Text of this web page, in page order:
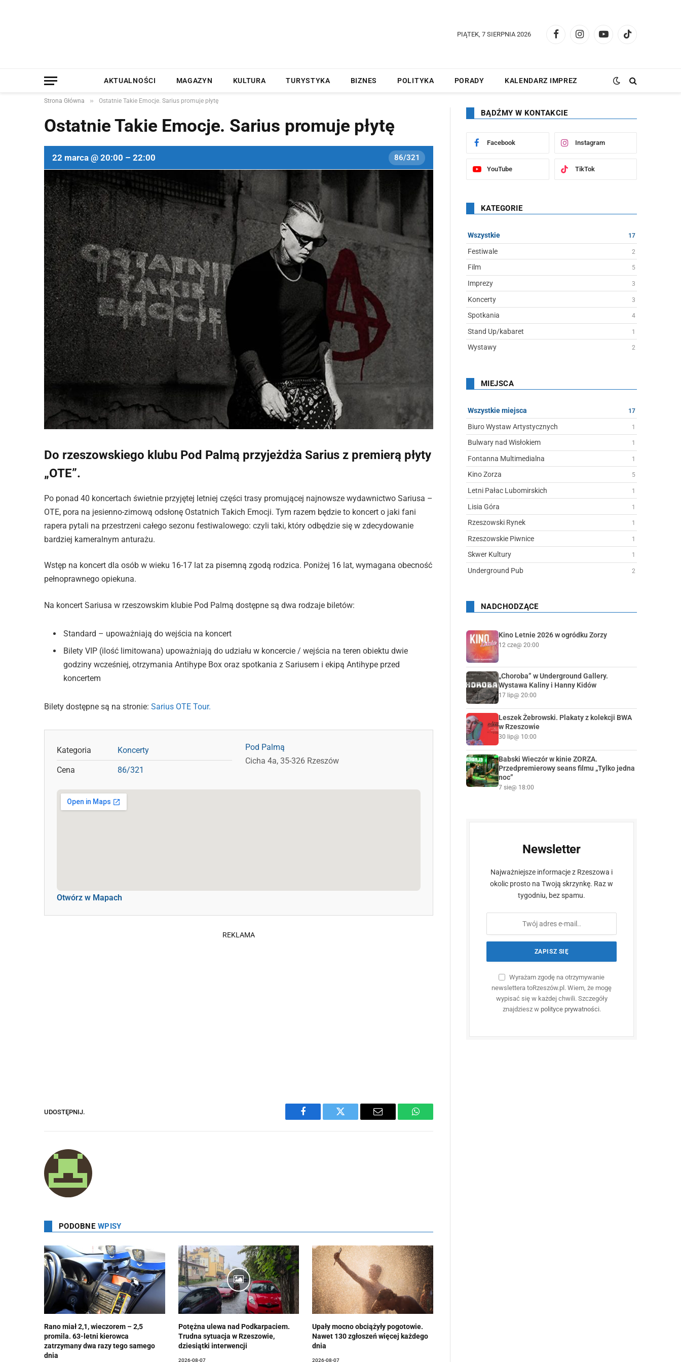
PIĄTEK, 7 SIERPNIA 2026
FacebookInstagramYouTubeTikTok
AKTUALNOŚCI MAGAZYN KULTURA TURYSTYKA BIZNES POLITYKA PORADY KALENDARZ IMPREZ
Strona Główna » Ostatnie Takie Emocje. Sarius promuje płytę
Ostatnie Takie Emocje. Sarius promuje płytę
22 marca @ 20:00 – 22:00 86/321
Do rzeszowskiego klubu Pod Palmą przyjeżdża Sarius z premierą płyty
„OTE”.
Po ponad 40 koncertach świetnie przyjętej letniej części trasy promującej najnowsze wydawnictwo Sariusa –
OTE, pora na jesienno-zimową odsłonę Ostatnich Takich Emocji. Tym razem będzie to koncert o jaki fani
rapera pytali na przestrzeni całego sezonu festiwalowego: czyli taki, który odbędzie się w zdecydowanie
bardziej kameralnym anturażu.
Wstęp na koncert dla osób w wieku 16-17 lat za pisemną zgodą rodzica. Poniżej 16 lat, wymagana obecność
pełnoprawnego opiekuna.
Na koncert Sariusa w rzeszowskim klubie Pod Palmą dostępne są dwa rodzaje biletów:
Standard – upoważniają do wejścia na koncert
Bilety VIP (ilość limitowana) upoważniają do udziału w koncercie / wejścia na teren obiektu dwie
godziny wcześniej, otrzymania Antihype Box oraz spotkania z Sariusem i ekipą Antihype przed
koncertem
Bilety dostępne są na stronie: Sarius OTE Tour.
Kategoria Koncerty
Cena 86/321
Pod Palmą
Cicha 4a, 35-326 Rzeszów
Otwórz w Mapach
REKLAMA
UDOSTĘPNIJ.
Facebook Twitter Email WhatsApp
PODOBNE WPISY
Rano miał 2,1, wieczorem – 2,5
promila. 63-letni kierowca
zatrzymany dwa razy tego samego
dnia
Potężna ulewa nad Podkarpaciem.
Trudna sytuacja w Rzeszowie,
dziesiątki interwencji
2026-08-07
Upały mocno obciążyły pogotowie.
Nawet 130 zgłoszeń więcej każdego
dnia
2026-08-07
BĄDŹMY W KONTAKCIE
Facebook Instagram
YouTube TikTok
KATEGORIE
Wszystkie 17
Festiwale 2
Film 5
Imprezy 3
Koncerty 3
Spotkania 4
Stand Up/kabaret 1
Wystawy 2
MIEJSCA
Wszystkie miejsca 17
Biuro Wystaw Artystycznych 1
Bulwary nad Wisłokiem 1
Fontanna Multimedialna 1
Kino Zorza 5
Letni Pałac Lubomirskich 1
Lisia Góra 1
Rzeszowski Rynek 1
Rzeszowskie Piwnice 1
Skwer Kultury 1
Underground Pub 2
NADCHODZĄCE
Kino Letnie 2026 w ogródku Zorzy
12 cze@ 20:00
„Choroba” w Underground Gallery.
Wystawa Kaliny i Hanny Kidów
17 lip@ 20:00
Leszek Żebrowski. Plakaty z kolekcji BWA
w Rzeszowie
30 lip@ 10:00
Babski Wieczór w kinie ZORZA.
Przedpremierowy seans filmu „Tylko jedna
noc”
7 sie@ 18:00
Newsletter
Najważniejsze informacje z Rzeszowa i
okolic prosto na Twoją skrzynkę. Raz w
tygodniu, bez spamu.
Wyrażam zgodę na otrzymywanie
newslettera toRzeszów.pl. Wiem, że mogę
wypisać się w każdej chwili. Szczegóły
znajdziesz w polityce prywatności.